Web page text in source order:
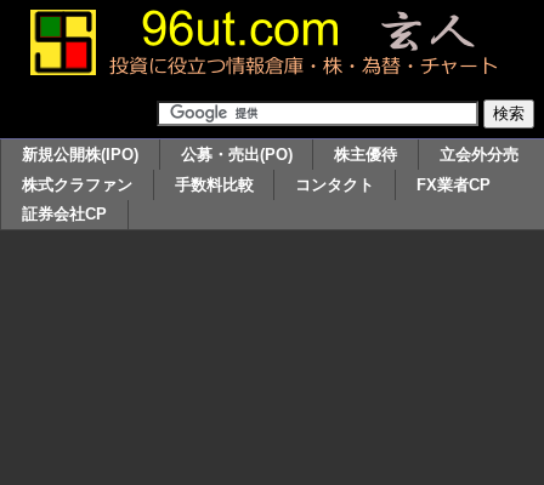
新規公開株(IPO) 公募・売出(PO) 株主優待
立会外分売
株式クラファン
手数料比較 コンタクト
FX業者CP
証券会社CP